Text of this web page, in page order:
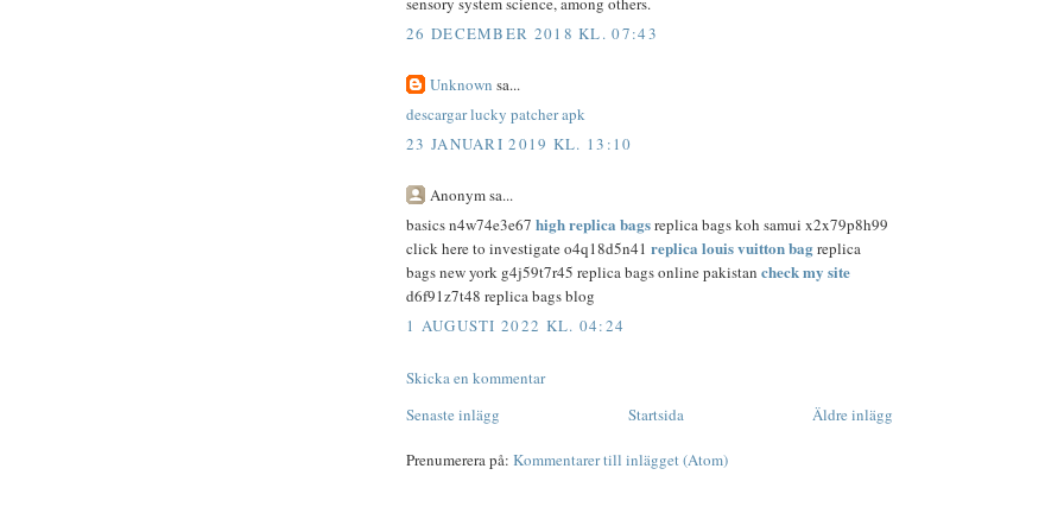
26 DECEMBER 2018 KL. 07:43
Unknown sa...
descargar lucky patcher apk
23 JANUARI 2019 KL. 13:10
Anonym sa...
basics n4w74e3e67 high replica bagsreplica bags koh samui x2x79p8h99
click here to investigate o4q18d5n41 replica louis vuitton bagreplica
bags new york g4j59t7r45 replica bags online pakistan check my site
d6f91z7t48 replica bags blog
1 AUGUSTI 2022 KL. 04:24
Skicka en kommentar
Senaste inlägg
Äldre inlägg
Startsida
Prenumerera på: Kommentarer till inlägget (Atom)